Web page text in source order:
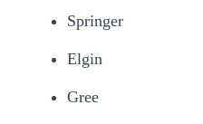
Springer
Elgin
Gree